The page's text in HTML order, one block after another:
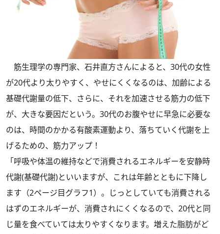
筋生理学の専門家、石井直方さんによると、30代の女性
が20代より太りやすく、やせにくくなるのは、加齢による
基礎代謝量の低下、さらに、それを加速させる筋力の低下
が、大きな要因だという。30代のお腹やせに早急に必要な
のは、時間のかかる有酸素運動より、落ちていく代謝を上
げるための、筋力アップ！
「呼吸や体温の維持などで消費されるエネルギーを安静時
代謝(基礎代謝)といいますが、これは年齢とともに下降し
ます（2ページ目グラフ1）。じっとしていても消費される
はずのエネルギーが、消費されにくくなるので、20代と同
じ量を食べていては太りやすくなります。増えた脂肪がど